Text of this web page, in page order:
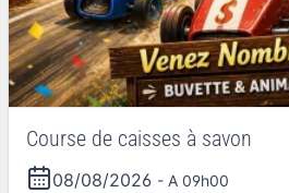
Course de caisses à savon
08/08/2026 - A 09h00